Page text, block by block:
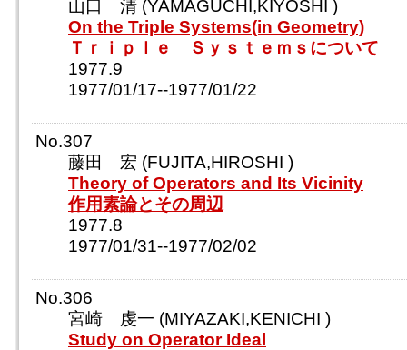
山口 清 (YAMAGUCHI,KIYOSHI )
On the Triple Systems(in Geometry)
Ｔｒｉｐｌｅ Ｓｙｓｔｅｍｓについて
1977.9
1977/01/17--1977/01/22
No.307
藤田 宏 (FUJITA,HIROSHI )
Theory of Operators and Its Vicinity
作用素論とその周辺
1977.8
1977/01/31--1977/02/02
No.306
宮崎 虔一 (MIYAZAKI,KENICHI )
Study on Operator Ideal